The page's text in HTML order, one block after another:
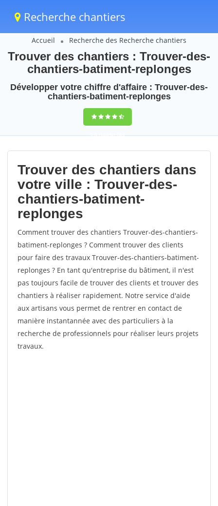
Recherche chantiers
Accueil Recherche des Recherche chantiers
Trouver des chantiers : Trouver-des-
chantiers-batiment-replonges
Développer votre chiffre d'affaire : Trouver-des-
chantiers-batiment-replonges
9,5(100%)103
votes
Trouver des chantiers dans
votre ville : Trouver-des-
chantiers-batiment-
replonges
Comment trouver des chantiers Trouver-des-chantiers-
batiment-replonges ? Comment trouver des clients
pour faire des travaux Trouver-des-chantiers-batiment-
replonges ? En tant qu'entreprise du bâtiment, il n'est
pas toujours facile de trouver des clients et trouver des
chantiers à réaliser rapidement. Notre service d'aide
aux artisans vous permet de rentrer en contact de
manière instantannée avec des particuliers à la
recherche de professionnels pour réaliser leurs projets
travaux.